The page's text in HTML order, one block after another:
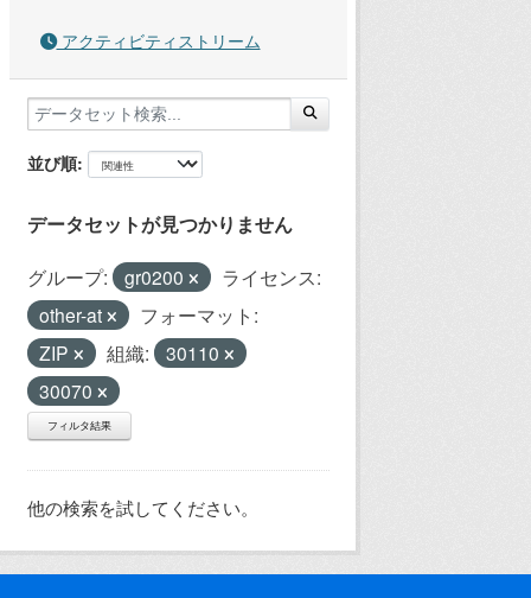
アクティビティストリーム
並び順
データセットが見つかりません
グループ: gr0200
ライセンス:
other-at
フォーマット:
ZIP
組織:
30110
30070
フィルタ結果
他の検索を試してください。